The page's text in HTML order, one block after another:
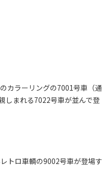
カラーリングの7001号車（通
しまれる7022号車が並んで登
トロ車輌の9002号車が登場す